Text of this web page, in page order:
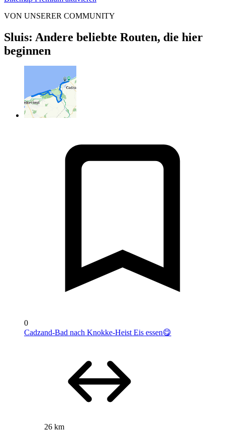
VON UNSERER COMMUNITY
Sluis: Andere beliebte Routen, die hier
beginnen
0
Cadzand-Bad nach Knokke-Heist Eis essen😋
26 km